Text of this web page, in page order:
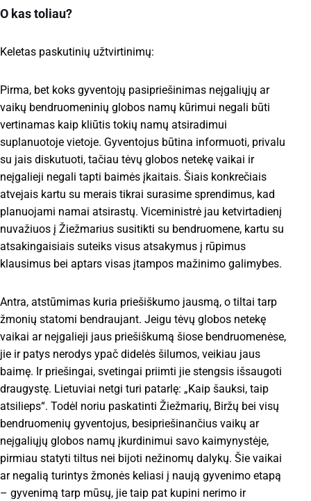
O kas toliau?
Keletas paskutinių užtvirtinimų:
Pirma, bet koks gyventojų pasipriešinimas neįgaliųjų ar
vaikų bendruomeninių globos namų kūrimui negali būti
vertinamas kaip kliūtis tokių namų atsiradimui
suplanuotoje vietoje. Gyventojus būtina informuoti, privalu
su jais diskutuoti, tačiau tėvų globos netekę vaikai ir
neįgalieji negali tapti baimės įkaitais. Šiais konkrečiais
atvejais kartu su merais tikrai surasime sprendimus, kad
planuojami namai atsirastų. Viceministrė jau ketvirtadienį
nuvažiuos į Žiežmarius susitikti su bendruomene, kartu su
atsakingaisiais suteiks visus atsakymus į rūpimus
klausimus bei aptars visas įtampos mažinimo galimybes.
Antra, atstūmimas kuria priešiškumo jausmą, o tiltai tarp
žmonių statomi bendraujant. Jeigu tėvų globos netekę
vaikai ar neįgalieji jaus priešiškumą šiose bendruomenėse,
jie ir patys nerodys ypač didelės šilumos, veikiau jaus
baimę. Ir priešingai, svetingai priimti jie stengsis išsaugoti
draugystę. Lietuviai netgi turi patarlę: „Kaip šauksi, taip
atsilieps“. Todėl noriu paskatinti Žiežmarių, Biržų bei visų
bendruomenių gyventojus, besipriešinančius vaikų ar
neįgaliųjų globos namų įkurdinimui savo kaimynystėje,
pirmiau statyti tiltus nei bijoti nežinomų dalykų. Šie vaikai
ar negalią turintys žmonės keliasi į naują gyvenimo etapą
– gyvenimą tarp mūsų, jie taip pat kupini nerimo ir